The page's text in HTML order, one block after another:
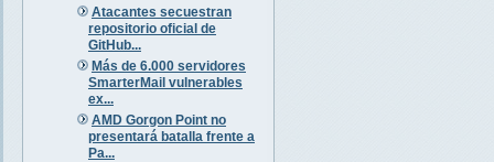
Atacantes secuestran
repositorio oficial de
GitHub...
Más de 6.000 servidores
SmarterMail vulnerables
ex...
AMD Gorgon Point no
presentará batalla frente a
Pa...